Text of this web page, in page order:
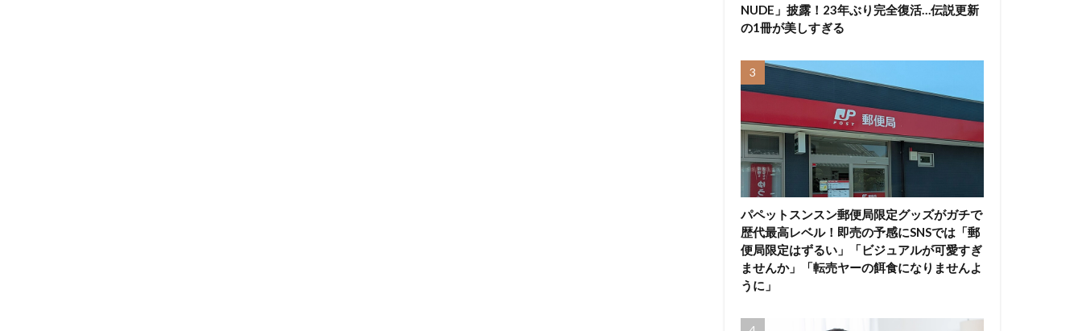
NUDE」披露！23年ぶり完全復活…伝説更新
の1冊が美しすぎる
パペットスンスン郵便局限定グッズがガチで
歴代最高レベル！即売の予感にSNSでは「郵
便局限定はずるい」「ビジュアルが可愛すぎ
ませんか」「転売ヤーの餌食になりませんよ
うに」